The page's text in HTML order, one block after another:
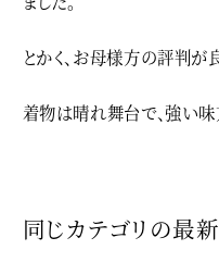
とかく、お母様方の評判が
着物は晴れ舞台で、強い味
同じカテゴリの最